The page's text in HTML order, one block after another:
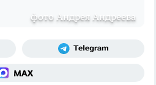
фото Андрея Андреева